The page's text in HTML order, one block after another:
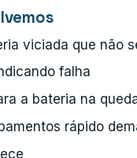
viciada que não
falha
a bateria na
rápido